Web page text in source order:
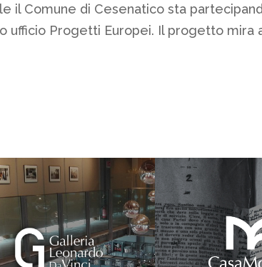
il Comune di Cesenatico sta
ufficio Progetti Europei. Il progetto mira